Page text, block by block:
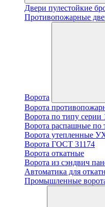
Двери пулестойкие
Противопожарные
Ворота
Ворота
Ворота по типу серии
Ворота распашные по
Ворота утепленные
Ворота ГОСТ 31174
Ворота откатные
Ворота из сэндвич
Автоматика для
Промышленные